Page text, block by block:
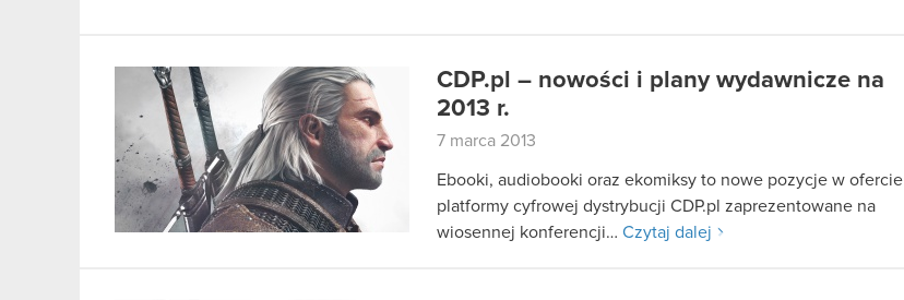
CDP.pl – nowości i plany wydawnicze na
2013 r.
7 marca 2013
Ebooki, audiobooki oraz ekomiksy to nowe pozycje w ofercie
platformy cyfrowej dystrybucji CDP.pl zaprezentowane na
wiosennej konferencji… Czytaj dalej